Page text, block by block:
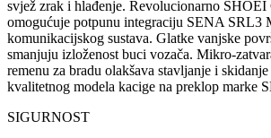
svjež zrak i hlađenje. Revolucionarno
omogućuje potpunu integraciju SENA SRL3
komunikacijskog sustava. Glatke vanjske
smanjuju izloženost buci vozača. Mikro-
remenu za bradu olakšava stavljanje i
kvalitetnog modela kacige na preklop marke
SIGURNOST